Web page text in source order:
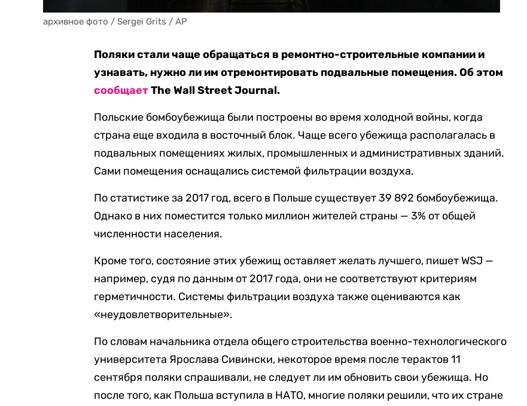
архивное фото / Sergei Grits / AP
Поляки стали чаще обращаться в ремонтно-строительные компании и
узнавать, нужно ли им отремонтировать подвальные помещения. Об этом
сообщаетThe Wall Street Journal.
Польские бомбоубежища были построены во время холодной войны, когда
страна еще входила в восточный блок. Чаще всего убежища располагалась в
подвальных помещениях жилых, промышленных и административных зданий.
Сами помещения оснащались системой фильтрации воздуха.
По статистике за 2017 год, всего в Польше существует 39 892 бомбоубежища.
Однако в них поместится только миллион жителей страны — 3% от общей
численности населения.
Кроме того, состояние этих убежищ оставляет желать лучшего, пишет WSJ —
например, судя по данным от 2017 года, они не соответствуют критериям
герметичности. Системы фильтрации воздуха также оцениваются как
«неудовлетворительные».
По словам начальника отдела общего строительства военно-технологического
университета Ярослава Сивински, некоторое время после терактов 11
сентября поляки спрашивали, не следует ли им обновить свои убежища. Но
после того, как Польша вступила в НАТО, многие поляки решили, что их стране